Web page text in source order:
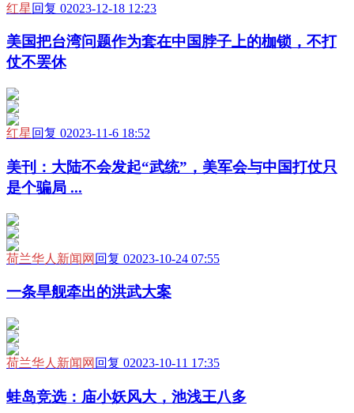
红星 回复 02023-12-18 12:23
美国把台湾问题作为套在中国脖子上的枷锁，不打
仗不罢休
红星 回复 02023-11-6 18:52
美刊：大陆不会发起“武统”，美军会与中国打仗只
是个骗局 ...
荷兰华人新闻网 回复 02023-10-24 07:55
一条旱舰牵出的洪武大案
荷兰华人新闻网 回复 02023-10-11 17:35
蛙岛竞选：庙小妖风大，池浅王八多